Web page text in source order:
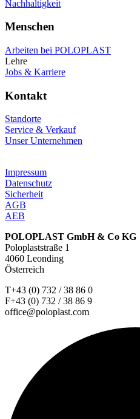
Nachhaltigkeit
Menschen
Arbeiten bei POLOPLAST
Lehre
Jobs & Karriere
Kontakt
Standorte
Service & Verkauf
Unser Unternehmen
Impressum
Datenschutz
Sicherheit
AGB
AEB
POLOPLAST GmbH & Co KG
Poloplaststraße 1
4060 Leonding
Österreich
T+43 (0) 732 / 38 86 0
F+43 (0) 732 / 38 86 9
office@poloplast.com